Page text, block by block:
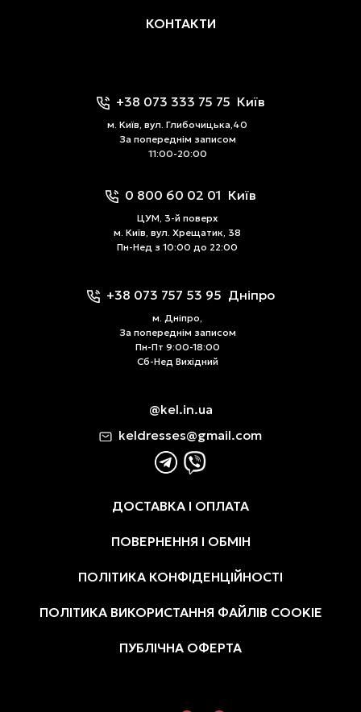
КОНТАКТИ
+38 073 333 75 75 Київ
м. Київ, вул. Глибочицька,40
За попереднім записом
11:00-20:00
0 800 60 02 01 Київ
ЦУМ, 3-й поверх
м. Київ, вул. Хрещатик, 38
Пн-Нед з 10:00 до 22:00
+38 073 757 53 95 Дніпро
м. Дніпро,
За попереднім записом
Пн-Пт 9:00-18:00
Сб-Нед Вихідний
@kel.in.ua
keldresses@gmail.com
ДОСТАВКА І ОПЛАТА
ПОВЕРНЕННЯ І ОБМІН
ПОЛІТИКА КОНФІДЕНЦІЙНОСТІ
ПОЛІТИКА ВИКОРИСТАННЯ ФАЙЛІВ COOKIE
ПУБЛІЧНА ОФЕРТА